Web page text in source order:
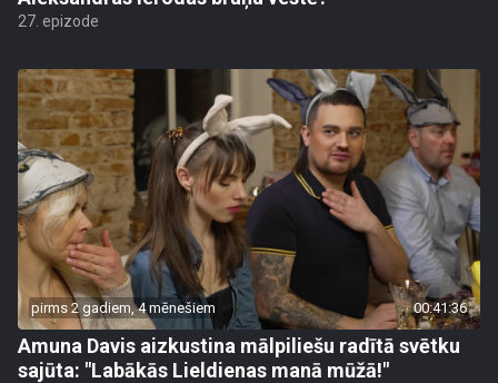
27. epizode
pirms 2 gadiem, 4 mēnešiem 00:41:36
Amuna Davis aizkustina mālpiliešu radītā svētku
sajūta: "Labākās Lieldienas manā mūžā!"